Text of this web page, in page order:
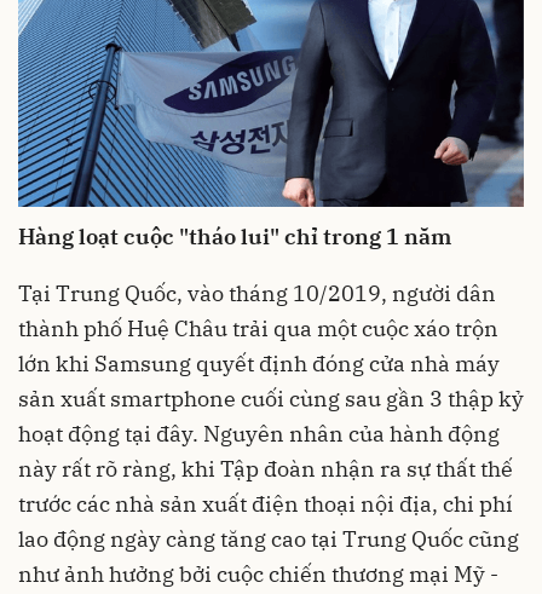
Hàng loạt cuộc "tháo lui" chỉ trong 1 năm
Tại Trung Quốc, vào tháng 10/2019, người dân
thành phố Huệ Châu trải qua một cuộc xáo trộn
lớn khi Samsung quyết định đóng cửa nhà máy
sản xuất smartphone cuối cùng sau gần 3 thập kỷ
hoạt động tại đây. Nguyên nhân của hành động
này rất rõ ràng, khi Tập đoàn nhận ra sự thất thế
trước các nhà sản xuất điện thoại nội địa, chi phí
lao động ngày càng tăng cao tại Trung Quốc cũng
như ảnh hưởng bởi cuộc chiến thương mại Mỹ -